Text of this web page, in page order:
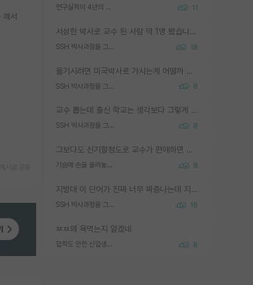
연구실적이 4년의 공백이 있는거 어떻게 생각하냐 11
서성한 박사로 교수 된 사람 딱 1명 봤습니다. 근데 지방대 박사로 교수된 거는 기적이 일어나야되요. 서성한 학부부터여도 빡센게 교수임용일텐데 지방대박사로 무슨 교수가 되나요...... 중소기업/중견기업 팀장급/연구소장급이나 될거 같네요.
SSH 박사과정을 그만두고 지방대 박사로 옮기면 교수의 꿈은 끝일까요? 18
옮기시려면 미국박사로 가시는게 어떨까 싶네요. 교수가 꿈이면 미국박사 하고 미국교수 까지 같이 노리시는게 기회가 많지 않을까요?
SSH 박사과정을 그만두고 지방대 박사로 옮기면 교수의 꿈은 끝일까요? 8
교수 뽑는데 출신 학교는 생각보다 그렇게 안 봄. 앞으로는 더 안 보게 될거임. 박사는 어디서 진행해도 됨. 단, 제대로 쌓고 좋은 실적 만들 수 있다면. 그런데 지방대는 그럴 가능성이 지극히 낮음. 나만 열심히 잘 하면 된다? 인간은 주변 환경에 지배되는 나약한 존재임. 주변의 지방대 대학원생과 섞이고 지방 특유의 여유로움 또는 나쁘게 얘기해서 나태함에 젖어 살다보면 교수의 꿈 자체를 잊어버리게 될 가능성도 있음. 주변 환경이 70~80%임.
SSH 박사과정을 그만두고 지방대 박사로 옮기면 교수의 꿈은 끝일까요? 8
그보다도 신기할정도로 교수가 편애하면 그사람만 논문이 되더라구요 내용이 다른 사람보다 허접해도요
가슴에 손을 올려놓고 싫어하는 사람 불공정하게 리뷰 8
지방대 이 단어가 진짜 너무 짜증나는데 지방대면 다 그냥 쓰레기인가요? 무슨 말 같지도 않은 댓글들이 있는건지??? 지방에도 충분히 좋은 대학 많고 충분히 잘하는 교수님들 많습니다 포항공대 4개 IST 대표 지거국들 여기 모두 다 지방에 있고 여기 출신들 중에 교수하는 분들 적지 않습니다 지거국 출신이 무슨 교수를 하냐?라고 생각할 사람들 많은데 상위 대표 지거국에 아웃라이어들 많습니다 결국 개인의 연구역량과 실적이 중요합니다 이 역량을 펼치는데 있어서 지도교수와의 합도 중요합니다. 그리고 경력이 필요하면 해외포닥까지 다녀오세요
SSH 박사과정을 그만두고 지방대 박사로 옮기면 교수의 꿈은 끝일까요? 16
ㅉㅉ왜 욕먹는지 알겠네
입학도 안한 신입생이 원래 관심을 받나요 8
서